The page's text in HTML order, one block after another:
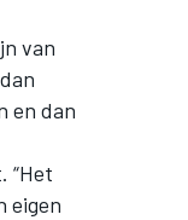
van
en dan
“Het
eigen